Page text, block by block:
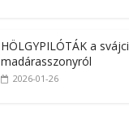
HÖLGYPILÓTÁK a svájci
madárasszonyról
2026-01-26